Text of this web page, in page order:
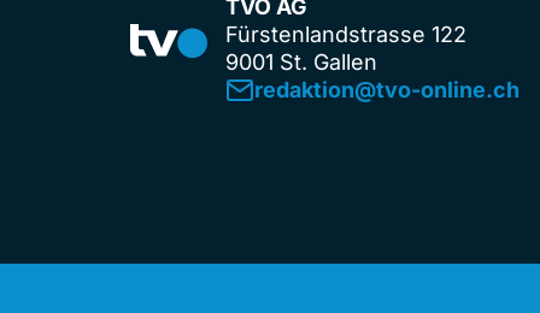
TVO AG
Fürstenlandstrasse 122
9001 St. Gallen
redaktion@tvo-online.ch